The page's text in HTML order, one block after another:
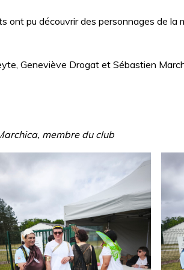
ont pu découvrir des personnages de la
Geneviève Drogat et Sébastien
membre du club